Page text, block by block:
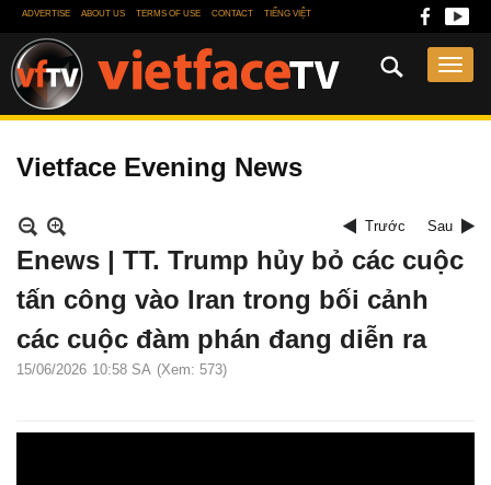
ADVERTISE ABOUT US TERMS OF USE CONTACT TIẾNG VIỆT
Vietface Evening News
Trước Sau
Enews | TT. Trump hủy bỏ các cuộc
tấn công vào Iran trong bối cảnh
các cuộc đàm phán đang diễn ra
15/06/2026 10:58 SA (Xem: 573)